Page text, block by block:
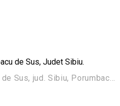
de Sus, Judet Sibiu.